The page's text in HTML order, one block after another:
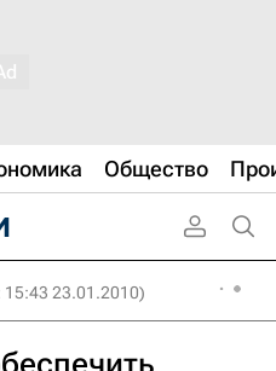
Общество
15:43 23.01.2010)